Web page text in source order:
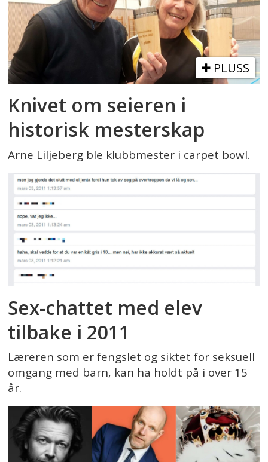
PLUSS
Knivet om seieren i
historisk mesterskap
Arne Liljeberg ble klubbmester i carpet bowl.
Sex-chattet med elev
tilbake i 2011
Læreren som er fengslet og siktet for seksuell
omgang med barn, kan ha holdt på i over 15
år.